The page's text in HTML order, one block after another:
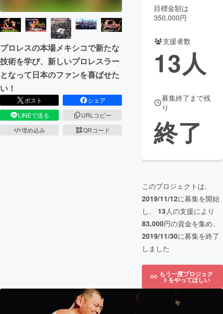
まちづくり・地域活性化
CAMPFIRE for Social Good
CAMPFIRE Creation
CAMPFIREふるさと納税
コミュニティ
プロレスの本場メキシコで新たな
技術を学び、新しいプロレスラー
となって日本のファンを喜ばせた
い！
ポスト
シェア
LINEで送る
URLコピー
埋め込み
QRコード
目標金額は
350,000円
支援者数
13人
募集終了まで残
り
終了
このプロジェクトは、
2019/11/12に募集を開始
し、 13人の支援により
83,000円の資金を集め、
2019/11/30に募集を終了
しました
もう一度プロジェク
トをやってほしい